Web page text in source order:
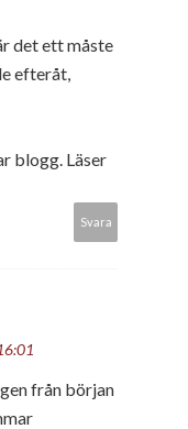
det ett måste
efteråt,
blogg. Läser
Svara
från början